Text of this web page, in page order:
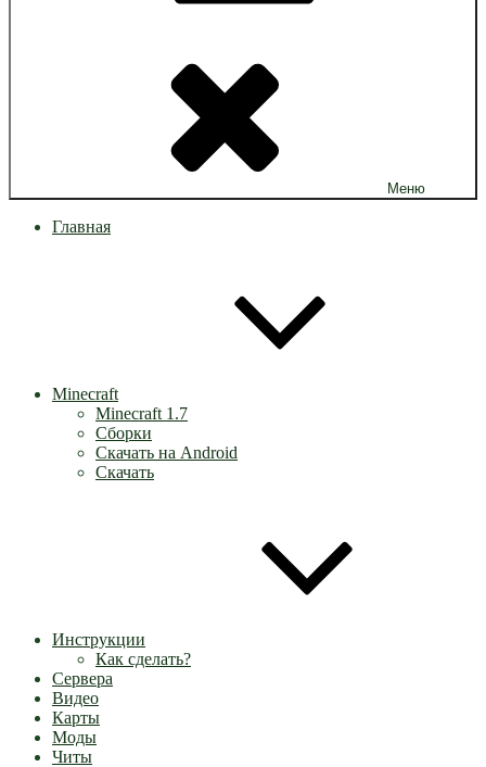
Меню
Главная
Minecraft
Minecraft 1.7
Сборки
Скачать на Android
Скачать
Инструкции
Как сделать?
Сервера
Видео
Карты
Моды
Читы